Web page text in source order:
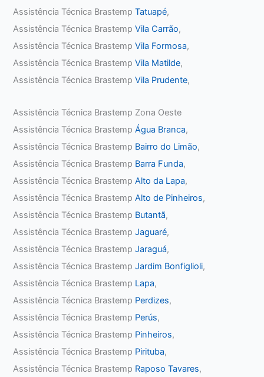
Assistência Técnica BrastempTatuapé,
Assistência Técnica BrastempVila Carrão,
Assistência Técnica BrastempVila Formosa,
Assistência Técnica BrastempVila Matilde,
Assistência Técnica BrastempVila Prudente,
Assistência Técnica Brastemp Zona Oeste
Assistência Técnica BrastempÁgua Branca,
Assistência Técnica Brastemp Bairro do Limão,
Assistência Técnica Brastemp Barra Funda,
Assistência Técnica BrastempAlto da Lapa,
Assistência Técnica BrastempAlto de Pinheiros,
Assistência Técnica Brastemp Butantã,
Assistência Técnica BrastempJaguaré,
Assistência Técnica BrastempJaraguá,
Assistência Técnica BrastempJardim Bonfiglioli,
Assistência Técnica Brastemp Lapa,
Assistência Técnica Brastemp Perdizes,
Assistência Técnica Brastemp Perús,
Assistência Técnica Brastemp Pinheiros,
Assistência Técnica Brastemp Pirituba,
Assistência Técnica Brastemp Raposo Tavares,